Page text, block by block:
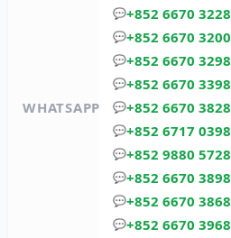
WHATSAPP
💬+852 6670 3228
💬+852 6670 3200
💬+852 6670 3298
💬+852 6670 3398
💬+852 6670 3828
💬+852 6717 0398
💬+852 9880 5728
💬+852 6670 3898
💬+852 6670 3868
💬+852 6670 3968